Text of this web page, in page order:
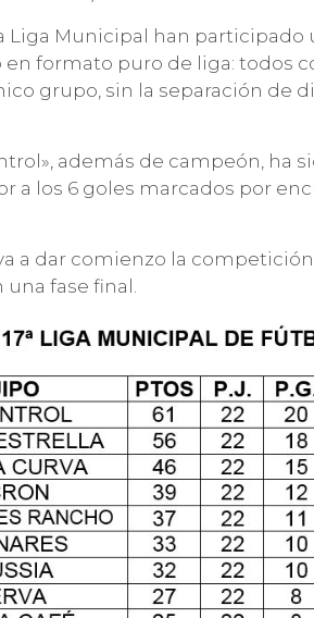
Liga Municipal han participado
formato puro de liga: todos
grupo, sin la separación de
además de campeón, ha
a los 6 goles marcados por
a dar comienzo la
fase final.